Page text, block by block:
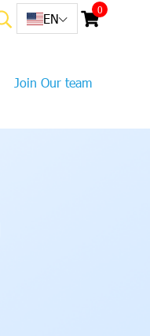
EN
0
Join Our team